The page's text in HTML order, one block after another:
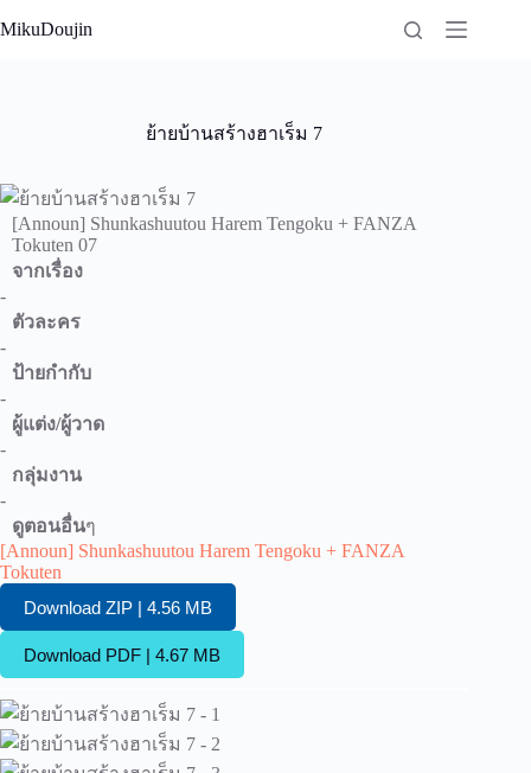
to
MikuDoujin
ย้ายบ้านสร้างฮาเร็ม 7
[Announ] Shunkashuutou Harem Tengoku + FANZA
Tokuten 07
จากเรื่อง
-
ตัวละคร
-
ป้ายกำกับ
-
ผู้แต่ง/ผู้วาด
-
กลุ่มงาน
-
ดูตอนอื่นๆ
[Announ] Shunkashuutou Harem Tengoku + FANZA
Tokuten
Download ZIP | 4.56 MB
Download PDF | 4.67 MB